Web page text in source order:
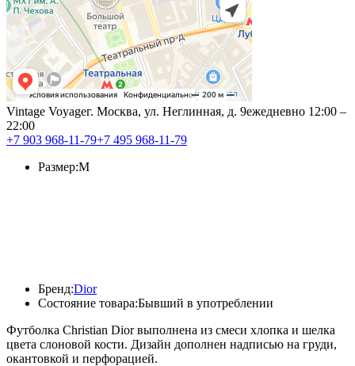
Vintage Voyageг. Москва, ул. Неглинная, д. 9ежедневно 12:00 –
22:00
+7 903 968-11-79+7 495 968-11-79
Состояние товара:Бывший в употреблении
Бренд:Dior
Размер:M
Футболка Christian Dior выполнена из смеси хлопка и шелка
цвета слоновой кости. Дизайн дополнен надписью на груди,
окантовкой и перфорацией.